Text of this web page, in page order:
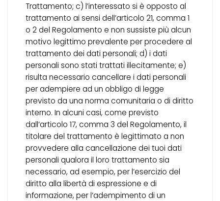
Trattamento; c) l’interessato si è opposto al
trattamento ai sensi dell’articolo 21, comma 1
o 2 del Regolamento e non sussiste più alcun
motivo legittimo prevalente per procedere al
trattamento dei dati personali; d) i dati
personali sono stati trattati illecitamente; e)
risulta necessario cancellare i dati personali
per adempiere ad un obbligo di legge
previsto da una norma comunitaria o di diritto
interno. In alcuni casi, come previsto
dall’articolo 17, comma 3 del Regolamento, il
titolare del trattamento è legittimato a non
provvedere alla cancellazione dei tuoi dati
personali qualora il loro trattamento sia
necessario, ad esempio, per l’esercizio del
diritto alla libertà di espressione e di
informazione, per l’adempimento di un